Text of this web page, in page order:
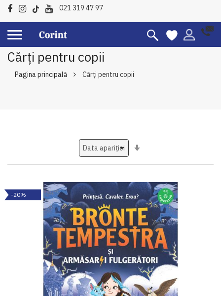
021 319 47 97
Cărți pentru copii
Pagina principală Cărți pentru copii
-20%